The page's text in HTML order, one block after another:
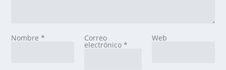
Nombre* Correo
electrónico *
Web